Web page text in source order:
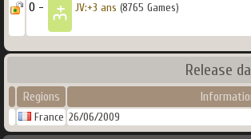
0 - JV:+3 ans (8765 Games)
Release
Regions
France 26/06/2009